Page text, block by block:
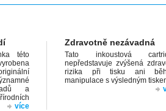
této
a
více
Zdravotně nezávadná
Tato inkoustová
nepředstavuje zvýšená
rizika při tisku ani
manipulace s výsledným